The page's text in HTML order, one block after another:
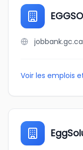
Voir les emplois